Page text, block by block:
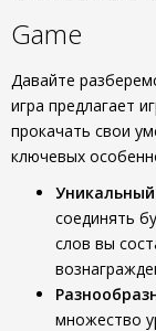
Game
Давайте
игра предлагает
прокачать свои
ключевых
соединять
слов вы
множество